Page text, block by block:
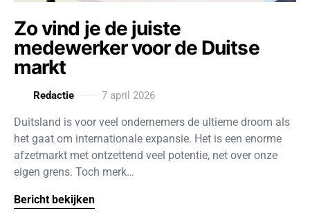
Zo vind je de juiste
medewerker voor de Duitse
markt
Redactie 7 april 2026
Duitsland is voor veel ondernemers de ultieme droom als
het gaat om internationale expansie. Het is een enorme
afzetmarkt met ontzettend veel potentie, net over onze
eigen grens. Toch merk…
Bericht bekijken